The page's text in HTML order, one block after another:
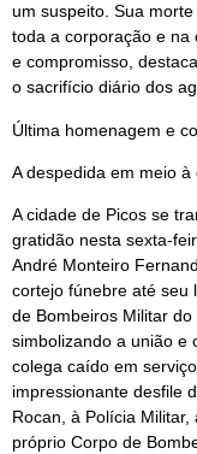
um suspeito. Sua
toda a corporação e na
e compromisso,
o sacrifício diário dos
Última homenagem e
A despedida em meio
A cidade de Picos se
gratidão nesta sexta-
André Monteiro
cortejo fúnebre até seu
de Bombeiros Militar
simbolizando a união e
colega caído em
impressionante desfile
Rocan, à Polícia
próprio Corpo de